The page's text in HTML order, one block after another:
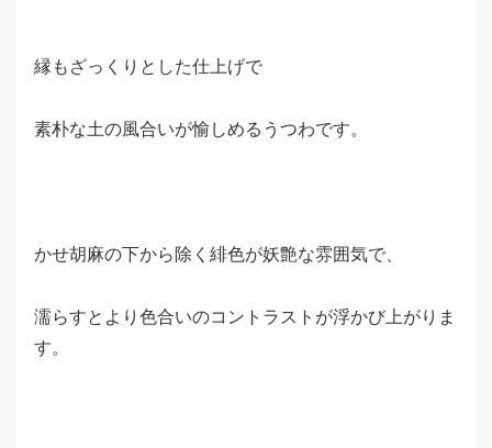
縁もざっくりとした仕上げで
素朴な土の風合いが愉しめるうつわです。
かせ胡麻の下から除く緋色が妖艶な雰囲気で、
濡らすとより色合いのコントラストが浮かび上がりま
す。